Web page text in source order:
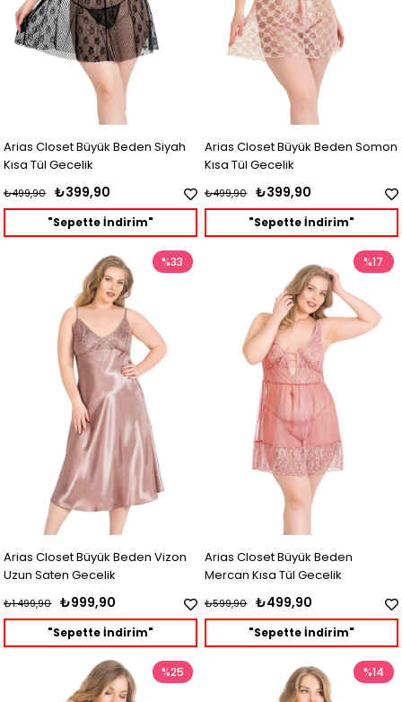
Arias Closet Büyük Beden Siyah
Kısa Tül Gecelik
₺399,90
₺499,90
"Sepette İndirim"
Arias Closet Büyük Beden Somon
Kısa Tül Gecelik
₺399,90
₺499,90
"Sepette İndirim"
Arias Closet Büyük Beden Vizon
Uzun Saten Gecelik
₺999,90
₺1.499,90
%33
"Sepette İndirim"
Arias Closet Büyük Beden
Mercan Kısa Tül Gecelik
₺499,90
₺599,90
%17
"Sepette İndirim"
%25 %14